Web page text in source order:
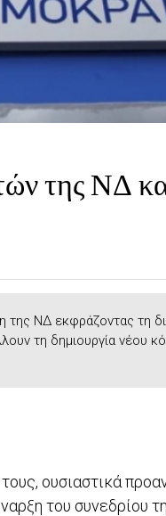
της ΝΔ
της ΝΔ εκφράζοντας τη
τη δημιουργία νέου
ουσιαστικά
του συνεδρίου